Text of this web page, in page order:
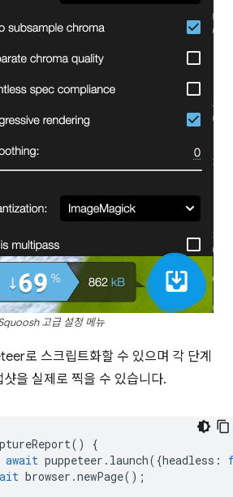
고급 설정 메뉴
로 스크립트화할 수 있으며 각 단계
을 실제로 찍을 수 있습니다.
()
{
await puppeteer . launch({headless :
browser .newPage();